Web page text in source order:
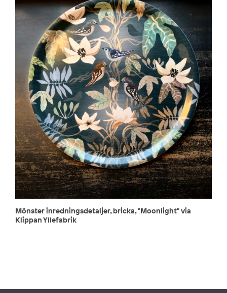
Mönster inredningsdetaljer, bricka, "Moonlight" via
Klippan Yllefabrik